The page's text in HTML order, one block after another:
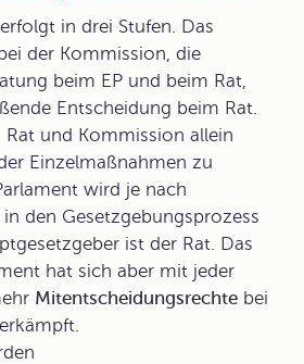
in drei Stufen. Das
der Kommission, die
beim EP und beim Rat,
Entscheidung beim Rat.
Rat und Kommission allein
Einzelmaßnahmen zu
wird je nach
den Gesetzgebungsprozess
ist der Rat. Das
hat sich aber mit jeder
Mitentscheidungsrechte bei